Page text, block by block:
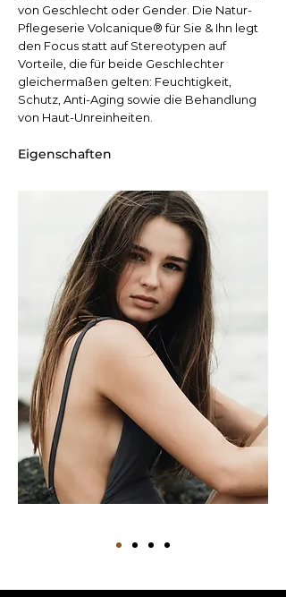
von Geschlecht oder Gender. Die Natur-
Pflegeserie Volcanique® für Sie & Ihn legt
den Focus statt auf Stereotypen auf
Vorteile, die für beide Geschlechter
gleichermaßen gelten: Feuchtigkeit,
Schutz, Anti-Aging sowie die Behandlung
von Haut-Unreinheiten.
Eigenschaften